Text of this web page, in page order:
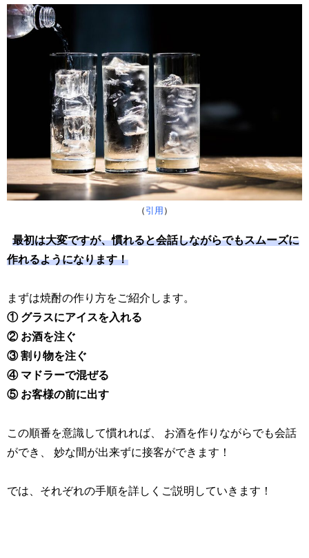
（ 引用 ）
最初は大変ですが、慣れると会話しながらでもスムーズに
作れるようになります！
まずは焼酎の作り方をご紹介します。
① グラスにアイスを入れる
② お酒を注ぐ
③ 割り物を注ぐ
④ マドラーで混ぜる
⑤ お客様の前に出す
この順番を意識して慣れれば、 お酒を作りながらでも会話
ができ、 妙な間が出来ずに接客ができます！
では、それぞれの手順を詳しくご説明していきます！